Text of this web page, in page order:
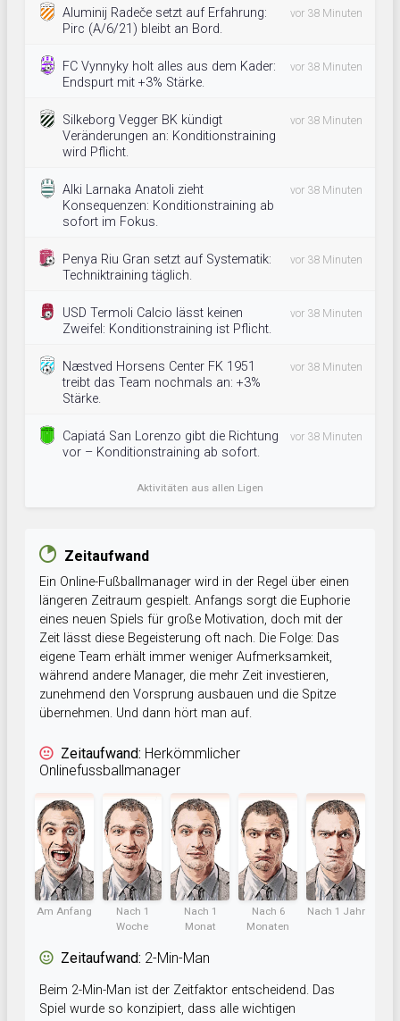
Aluminij Radeče setzt auf Erfahrung:
Pirc (A/6/21) bleibt an Bord.
vor 38 Minuten
FC Vynnyky holt alles aus dem Kader:
Endspurt mit +3% Stärke.
vor 38 Minuten
Silkeborg Vegger BK kündigt
Veränderungen an: Konditionstraining
wird Pflicht.
vor 38 Minuten
Alki Larnaka Anatoli zieht
Konsequenzen: Konditionstraining ab
sofort im Fokus.
vor 38 Minuten
Penya Riu Gran setzt auf Systematik:
Techniktraining täglich.
vor 38 Minuten
USD Termoli Calcio lässt keinen
Zweifel: Konditionstraining ist Pflicht.
vor 38 Minuten
Næstved Horsens Center FK 1951
treibt das Team nochmals an: +3%
Stärke.
vor 38 Minuten
Capiatá San Lorenzo gibt die Richtung
vor – Konditionstraining ab sofort.
vor 38 Minuten
Aktivitäten aus allen Ligen
Zeitaufwand
Ein Online-Fußballmanager wird in der Regel über einen
längeren Zeitraum gespielt. Anfangs sorgt die Euphorie
eines neuen Spiels für große Motivation, doch mit der
Zeit lässt diese Begeisterung oft nach. Die Folge: Das
eigene Team erhält immer weniger Aufmerksamkeit,
während andere Manager, die mehr Zeit investieren,
zunehmend den Vorsprung ausbauen und die Spitze
übernehmen. Und dann hört man auf.
Zeitaufwand: Herkömmlicher
Onlinefussballmanager
Am Anfang
Nach 1
Woche
Nach 1
Monat
Nach 6
Monaten
Nach 1 Jahr
Zeitaufwand: 2-Min-Man
Beim 2-Min-Man ist der Zeitfaktor entscheidend. Das
Spiel wurde so konzipiert, dass alle wichtigen